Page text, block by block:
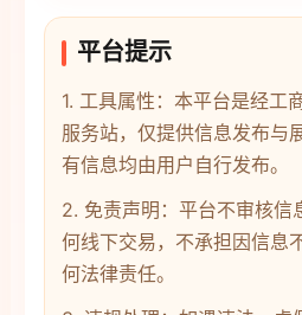
平台提示
1. 工具属性：本平台是经工
服务站，仅提供信息发布与
有信息均由用户自行发布。
2. 免责声明：平台不审核信
何线下交易，不承担因信息
何法律责任。